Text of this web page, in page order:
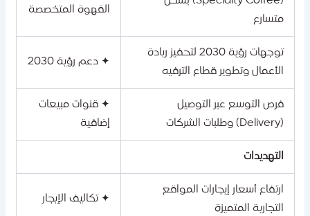
متسارع
القهوة المتخصصة
توجهات رؤية 2030 لتحفيز ريادة
الأعمال وتطوير قطاع الترفيه
✦ دعم رؤية 2030
فرص التوسع عبر التوصيل
✦ قنوات مبيعات
إضافية
التهديدات
ارتفاع أسعار إيجارات المواقع
التجارية المتميزة
✦ تكاليف الإيجار